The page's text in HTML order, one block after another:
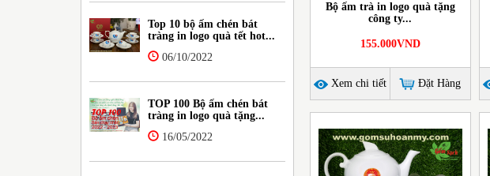
Bộ ấm trà in logo quà tặng
công ty...
155.000VND
Xem chi tiết Đặt Hàng
Top 10 bộ ấm chén bát
tràng in logo quà tết hot...
06/10/2022
TOP 100 Bộ ấm chén bát
tràng in logo quà tặng...
16/05/2022